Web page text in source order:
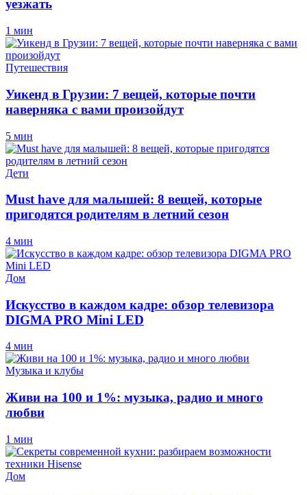
уезжать
1 мин
Путешествия
Уикенд в Грузии: 7 вещей, которые почти
наверняка с вами произойдут
5 мин
Дети
Must have для малышей: 8 вещей, которые
пригодятся родителям в летний сезон
4 мин
Дом
Искусство в каждом кадре: обзор телевизора
DIGMA PRO Mini LED
4 мин
Музыка и клубы
Живи на 100 и 1%: музыка, радио и много
любви
1 мин
Дом